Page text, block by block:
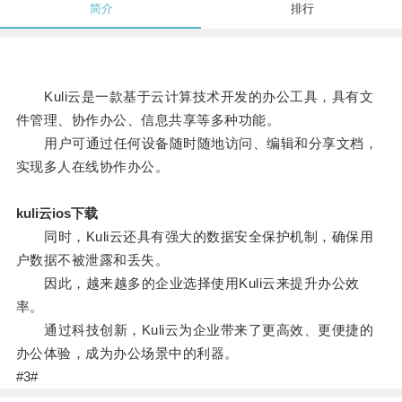
简介 排行
Kuli云是一款基于云计算技术开发的办公工具，具有文
件管理、协作办公、信息共享等多种功能。
用户可通过任何设备随时随地访问、编辑和分享文档，
实现多人在线协作办公。
kuli云ios下载
同时，Kuli云还具有强大的数据安全保护机制，确保用
户数据不被泄露和丢失。
因此，越来越多的企业选择使用Kuli云来提升办公效
率。
通过科技创新，Kuli云为企业带来了更高效、更便捷的
办公体验，成为办公场景中的利器。
#3#